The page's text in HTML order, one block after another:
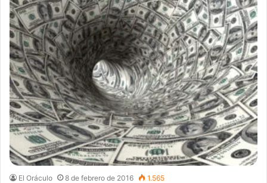
El Oráculo 8 de febrero de 2016 1.565